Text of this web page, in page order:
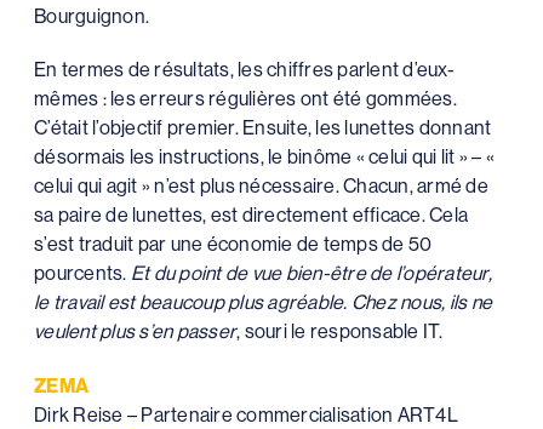
Bourguignon.
En termes de résultats, les chiffres parlent d’eux-
mêmes : les erreurs régulières ont été gommées.
C’était l’objectif premier. Ensuite, les lunettes donnant
désormais les instructions, le binôme « celui qui lit » – «
celui qui agit » n’est plus nécessaire. Chacun, armé de
sa paire de lunettes, est directement efficace. Cela
s’est traduit par une économie de temps de 50
pourcents. Et du point de vue bien-être de l’opérateur,
le travail est beaucoup plus agréable. Chez nous, ils ne
veulent plus s’en passer, souri le responsable IT.
ZEMA
Dirk Reise – Partenaire commercialisation ART4L